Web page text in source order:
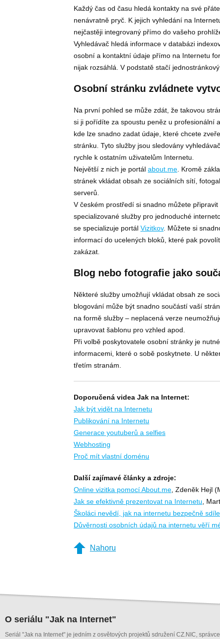
Každý čas od času hledá kontakty na své
nenávratně pryč. K jejich vyhledání na
nejčastěji integrovaný přímo do vašeho
Vyhledávač hledá informace v databázi
osobní a kontaktní údaje přímo na Internetu
nijak rozsáhlá. V podstatě stačí
Osobní stránku zvládnete
Na první pohled se může zdát, že takovou
si ji pořídíte za spoustu peněz u profesionální
kde lze snadno zadat údaje, které chcete
stránku. Tyto služby jsou sledovány
rychle k ostatním uživatelům Internetu.
Největší z nich je portál about.me . Kromě
stránek vkládat obsah ze sociálních sítí,
serverů.
V českém prostředí si snadno můžete
specializované služby pro jednoduché
se specializuje portál Vizitkov. Můžete si
informací do ucelených bloků, které pak
zakázat.
Blog nebo fotografie jako
Některé služby umožňují vkládat obsah ze
blogování může být snadno součástí vaší
na formě služby – neplacená verze
upravovat šablonu pro vzhled apod.
Při volbě poskytovatele osobní stránky je
informacemi, které o sobě poskytnete. U
třetím stranám.
Doporučená videa Jak na Internet:
Jak být vidět na Internetu
Publikování na Internetu
Generace youtuberů a selfies
Webhosting
Proč mít vlastní doménu
Další zajímavé články a zdroje:
Online vizitka pomocí About.me , Zdeněk Hejl
Jak se efektivně prezentovat na Internetu ,
Školáci nevědí, jak na internetu bezpečně
Důvěrnosti osobních údajů na internetu věří
Nahoru
O seriálu "Jak na Internet"
Seriál "Jak na Internet" je jedním z osvětových projektů sdružení CZ.NIC,